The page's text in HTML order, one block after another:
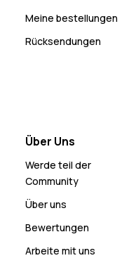
Meine bestellungen
Rücksendungen
Über Uns
Werde teil der
Community
Über uns
Bewertungen
Arbeite mit uns